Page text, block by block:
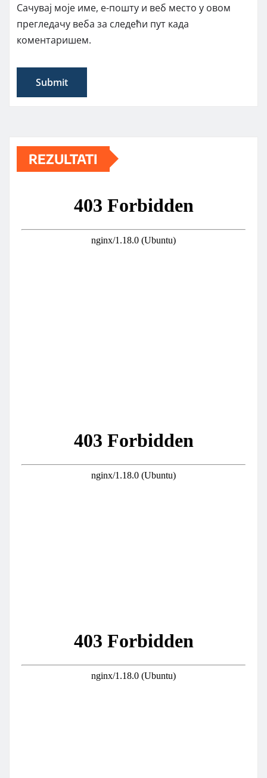
Сачувај моје име, е-пошту и веб место у овом
прегледачу веба за следећи пут када
коментаришем.
REZULTATI